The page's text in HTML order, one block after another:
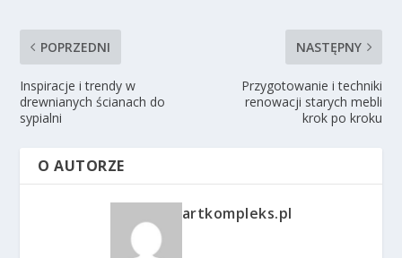
POPRZEDNI
Inspiracje i trendy w
drewnianych ścianach do
sypialni
NASTĘPNY
Przygotowanie i techniki
renowacji starych mebli
krok po kroku
O AUTORZE
artkompleks.pl